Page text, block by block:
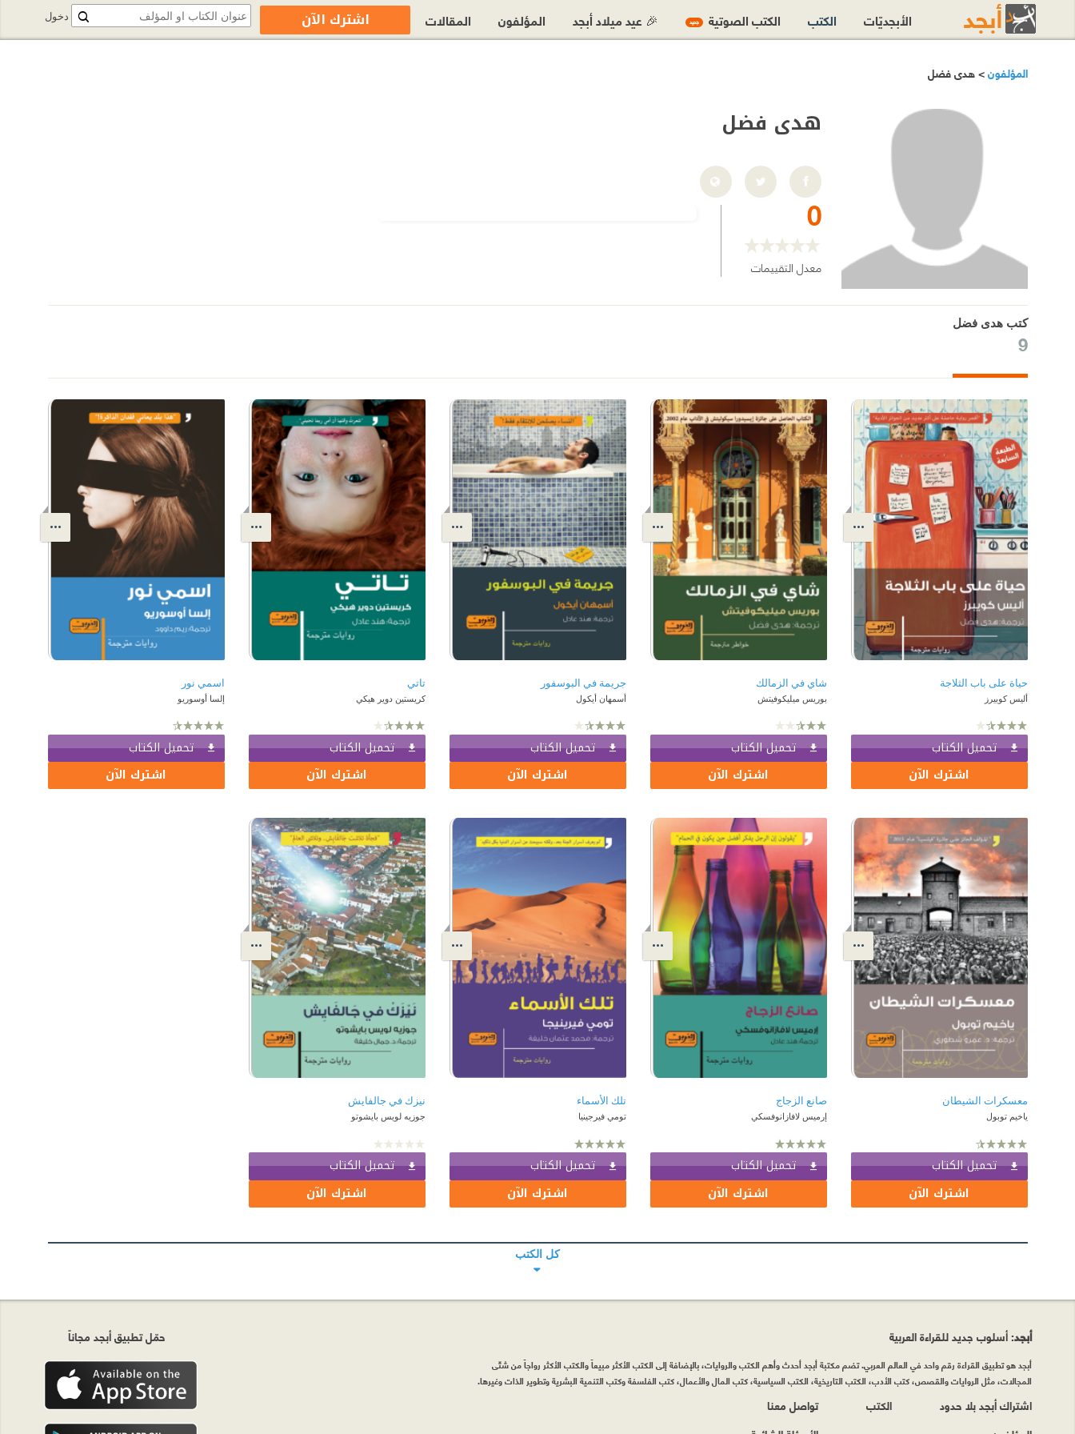
المؤلفون> هدى فضل
هدى فضل
0
معدل التقييمات
كتب هدى فضل
9
حياة على باب الثلاجة
أليس كوبيرز
تحميل الكتاب
اشترك الآن
شاي في الزمالك
بوريس ميليكوفيتش
تحميل الكتاب
اشترك الآن
جريمة في البوسفور
أسمهان أيكول
تحميل الكتاب
اشترك الآن
تاتي
كريستين دوير هيكي
تحميل الكتاب
اشترك الآن
اسمي نور
إلسا أوسوريو
تحميل الكتاب
اشترك الآن
معسكرات الشيطان
ياخيم توبول
تحميل الكتاب
اشترك الآن
صانع الزجاج
إرميس لافازانوفسكي
تحميل الكتاب
اشترك الآن
تلك الأسماء
تومي فيرجينيا
تحميل الكتاب
اشترك الآن
نيزك في جالفايش
جوزيه لويس بايشوتو
تحميل الكتاب
اشترك الآن
كل الكتب
دخول الأبجديّات الكتب الكتب الصوتية جديد 🎉 عيد ميلاد أبجد المؤلفون المقالات اشترك الآن
حمّل تطبيق أبجد مجاناً أبجد: أسلوب جديد للقراءة العربية
أبجد هو تطبيق القراءة رقم واحد في العالم العربي. تضم مكتبة أبجد أحدث وأهم الكتب والروايات، بالإضافة إلى الكتب الأكثر مبيعاً والكتب الأكثر رواجاً من شتّى
المجالات، مثل الروايات والقصص، كتب الأدب، الكتب التاريخية، الكتب السياسية، كتب المال والأعمال، كتب الفلسفة وكتب التنمية البشرية وتطوير الذات وغيرها.
اشتراك أبجد بلا حدود
الكتب
تواصل معنا